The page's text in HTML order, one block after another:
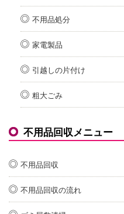
不用品処分
家電製品
引越しの片付け
粗大ごみ
不用品回収メニュー
不用品回収
不用品回収の流れ